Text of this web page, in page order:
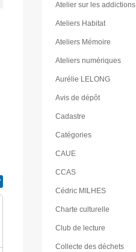
Atelier sur les addictions
Ateliers Habitat
Ateliers Mémoire
Ateliers numériques
Aurélie LELONG
Avis de dépôt
Cadastre
Catégories
CAUE
CCAS
Cédric MILHES
Charte culturelle
Club de lecture
Collecte des déchets